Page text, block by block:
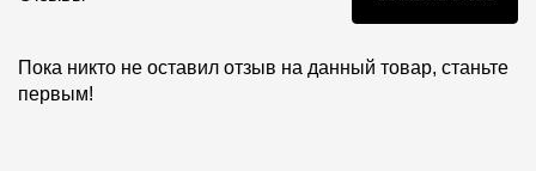
Пока никто не оставил отзыв на данный товар, станьте
первым!